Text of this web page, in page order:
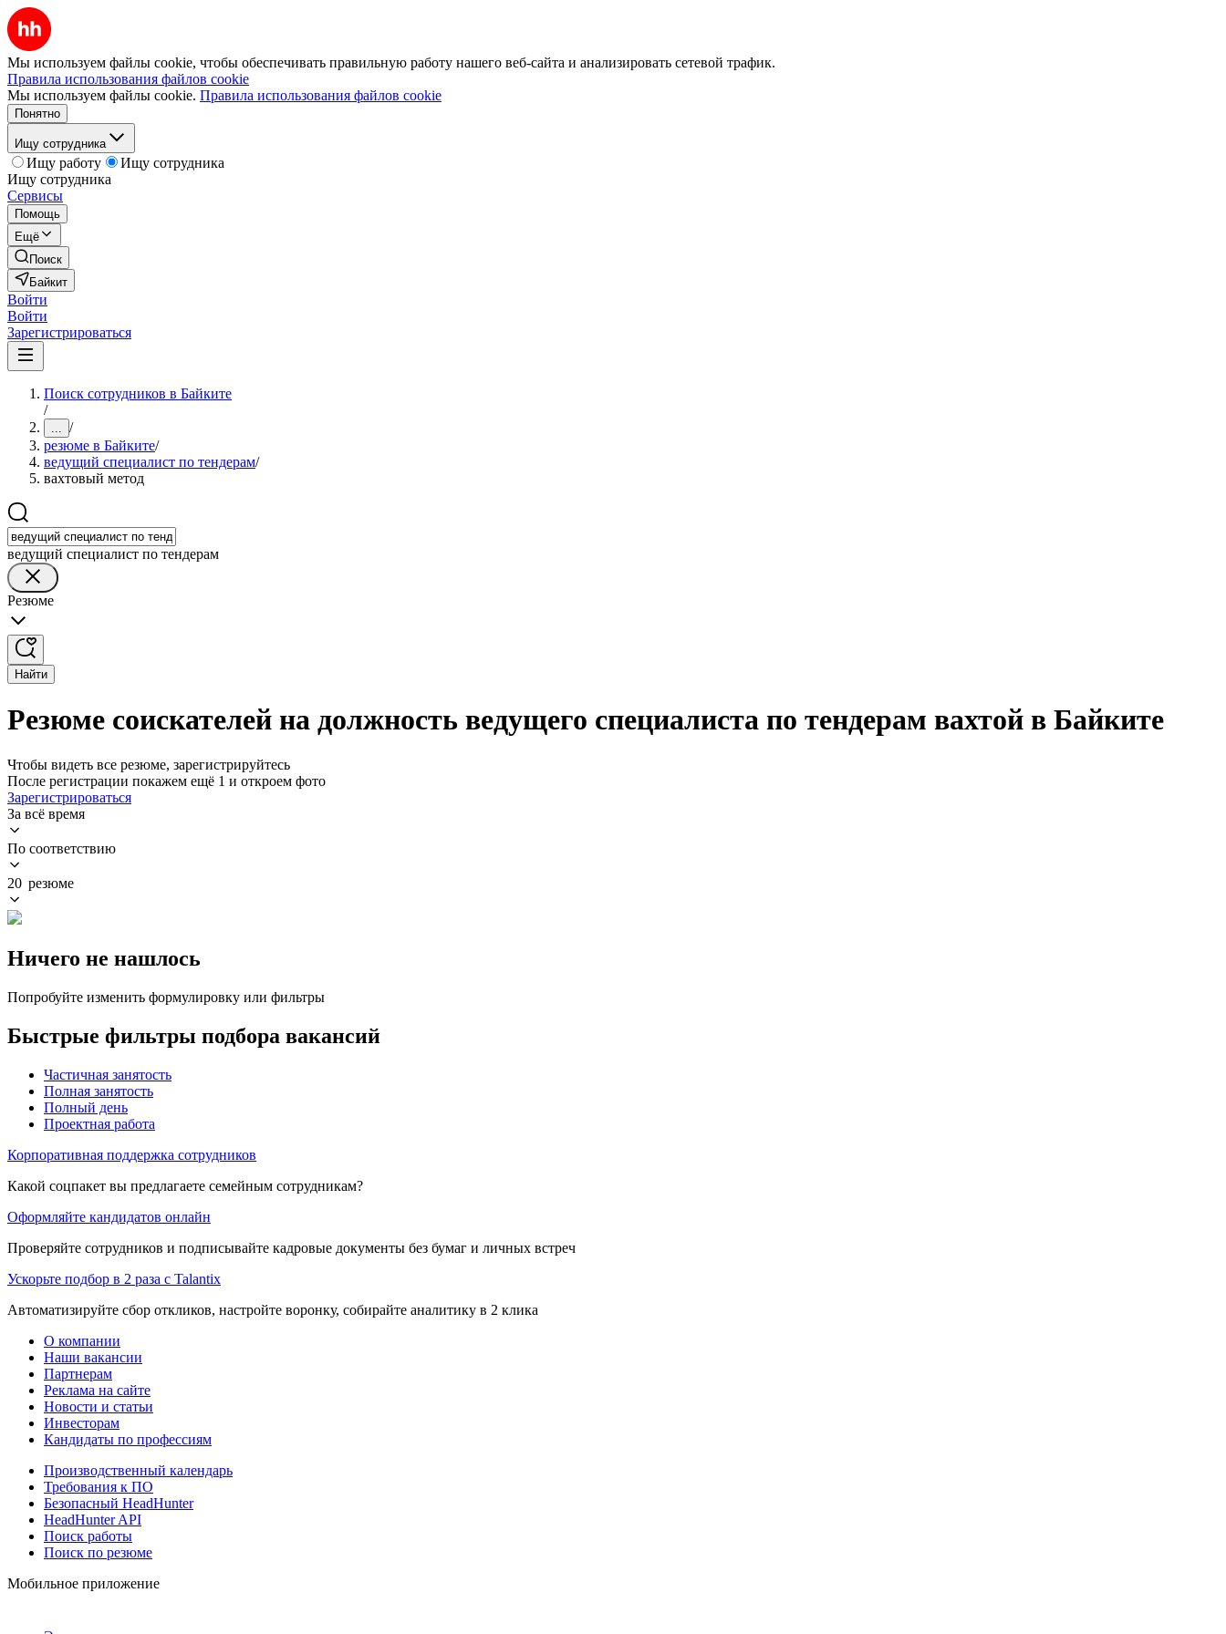
Мы используем файлы cookie, чтобы обеспечивать правильную работу нашего веб-сайта и анализировать сетевой трафик.
Правила использования файлов cookie
Мы используем файлы cookie. Правила использования файлов cookie
Понятно
Ищу сотрудника
Ищу работу
Ищу сотрудника
Ищу сотрудника
Сервисы
Помощь
Ещё
Поиск
Байкит
Войти
Войти
Зарегистрироваться
Поиск сотрудников в Байките
/
... /
резюме в Байките/
ведущий специалист по тендерам/
вахтовый метод
ведущий специалист по тендерам
Резюме
Найти
Резюме соискателей на должность ведущего специалиста по тендерам вахтой в Байките
Чтобы видеть все резюме, зарегистрируйтесь
После регистрации покажем ещё 1 и откроем фото
Зарегистрироваться
За всё время
По соответствию
20 резюме
Ничего не нашлось
Попробуйте изменить формулировку или фильтры
Быстрые фильтры подбора вакансий
Частичная занятость
Полная занятость
Полный день
Проектная работа
Корпоративная поддержка сотрудников
Какой соцпакет вы предлагаете семейным сотрудникам?
Оформляйте кандидатов онлайн
Проверяйте сотрудников и подписывайте кадровые документы без бумаг и личных встреч
Ускорьте подбор в 2 раза с Talantix
Автоматизируйте сбор откликов, настройте воронку, собирайте аналитику в 2 клика
О компании
Наши вакансии
Партнерам
Реклама на сайте
Новости и статьи
Инвесторам
Кандидаты по профессиям
Производственный календарь
Требования к ПО
Безопасный HeadHunter
HeadHunter API
Поиск работы
Поиск по резюме
Мобильное приложение